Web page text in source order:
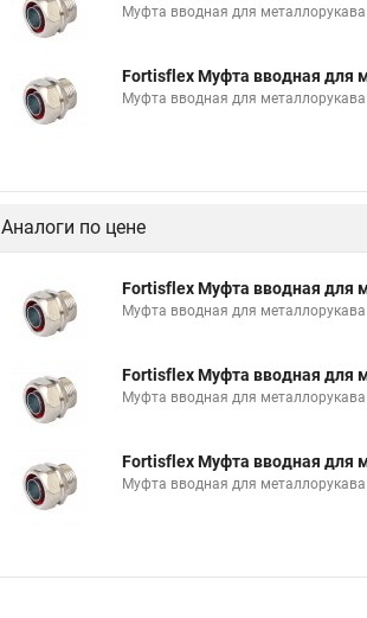
Муфта вводная для металлорукава
Fortisflex Муфта вводная для
Муфта вводная для металлорукава
Аналоги по цене
Fortisflex Муфта вводная для
Муфта вводная для металлорукава
Fortisflex Муфта вводная для
Муфта вводная для металлорукава
Fortisflex Муфта вводная для
Муфта вводная для металлорукава